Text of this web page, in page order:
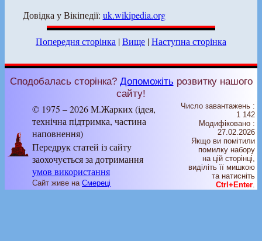
Довідка у Вікіпедії: uk.wikipedia.org
Попередня сторінка |Вище |Наступна сторінка
Сподобалась сторінка? Допоможіть розвитку нашого
сайту!
© 1975 – 2026 М.Жарких (ідея,
технічна підтримка, частина
наповнення)
Передрук статей із сайту
заохочується за дотримання
умов використання
Сайт живе на Смереці
Число завантажень :
1 142
Модифіковано :
27.02.2026
Якщо ви помітили
помилку набору
на цiй сторiнцi,
видiлiть її мишкою
та натисніть
Ctrl+Enter.